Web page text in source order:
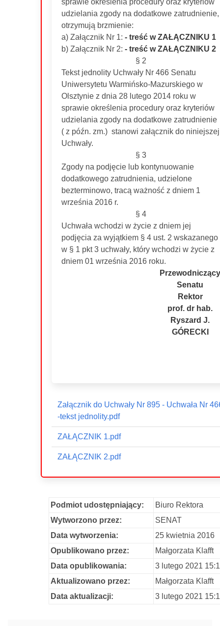
sprawie określenia procedury oraz kryteriów
udzielania zgody na dodatkowe zatrudnienie,
otrzymują brzmienie:
a) Załącznik Nr 1: - treść w ZAŁĄCZNIKU 1
b) Załącznik Nr 2: - treść w ZAŁĄCZNIKU 2
§ 2
Tekst jednolity Uchwały Nr 466 Senatu
Uniwersytetu Warmińsko-Mazurskiego w
Olsztynie z dnia 28 lutego 2014 roku w
sprawie określenia procedury oraz kryteriów
udzielania zgody na dodatkowe zatrudnienie
( z późn. zm.) stanowi załącznik do niniejszej
Uchwały.
§ 3
Zgody na podjęcie lub kontynuowanie
dodatkowego zatrudnienia, udzielone
bezterminowo, tracą ważność z dniem 1
września 2016 r.
§ 4
Uchwała wchodzi w życie z dniem jej
podjęcia za wyjątkiem § 4 ust. 2 wskazanego
w § 1 pkt 3 uchwały, który wchodzi w życie z
dniem 01 września 2016 roku.
Przewodniczący
Senatu
Rektor
prof. dr hab.
Ryszard J.
GÓRECKI
Załącznik do Uchwały Nr 895 - Uchwała Nr
-tekst jednolity.pdf
ZAŁĄCZNIK 1.pdf
ZAŁĄCZNIK 2.pdf
Podmiot udostępniający:
Biuro Rektora
Wytworzono przez:
SENAT
Data wytworzenia:
25 kwietnia 2016
Opublikowano przez:
Małgorzata Klafft
Data opublikowania:
3 lutego 2021
Aktualizowano przez:
Małgorzata Klafft
Data aktualizacji:
3 lutego 2021